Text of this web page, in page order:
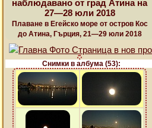
наблюдавано от град Атина на
27—28 юли 2018
Плаване в Егейско море от остров Кос
до Атина, Гърция, 21—29 юли 2018
Снимки в албума (53):